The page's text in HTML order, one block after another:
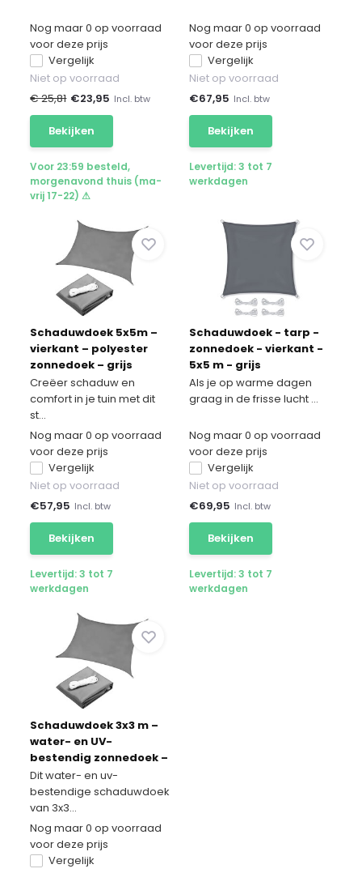
Nog maar 0 op voorraad
voor deze prijs
Vergelijk
Niet op voorraad
€ 25,81 €23,95 Incl. btw
Bekijken
Voor 23:59 besteld,
morgenavond thuis (ma-
vrij 17-22) ⚠
Nog maar 0 op voorraad
voor deze prijs
Vergelijk
Niet op voorraad
€67,95 Incl. btw
Bekijken
Levertijd: 3 tot 7
werkdagen
Schaduwdoek 5x5m –
vierkant – polyester
zonnedoek – grijs
Creëer schaduw en
comfort in je tuin met dit
st...
Nog maar 0 op voorraad
voor deze prijs
Vergelijk
Niet op voorraad
€57,95 Incl. btw
Bekijken
Levertijd: 3 tot 7
werkdagen
Schaduwdoek - tarp -
zonnedoek - vierkant -
5x5 m - grijs
Als je op warme dagen
graag in de frisse lucht ...
Nog maar 0 op voorraad
voor deze prijs
Vergelijk
Niet op voorraad
€69,95 Incl. btw
Bekijken
Levertijd: 3 tot 7
werkdagen
Schaduwdoek 3x3 m –
water- en UV-
bestendig zonnedoek –
grijs
Dit water- en uv-
bestendige schaduwdoek
van 3x3...
Nog maar 0 op voorraad
voor deze prijs
Vergelijk